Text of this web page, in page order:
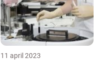
11 april 2023